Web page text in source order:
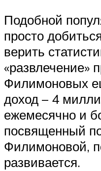
Подобной
просто
верить
«развлечение»
Филимоновых
доход – 4
ежемесячно и
посвященный
Филимоновой,
развивается.